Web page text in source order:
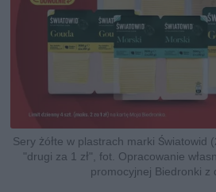
Sery żółte w plastrach marki Światowid
"drugi za 1 zł", fot. Opracowanie
promocyjnej Biedronki z